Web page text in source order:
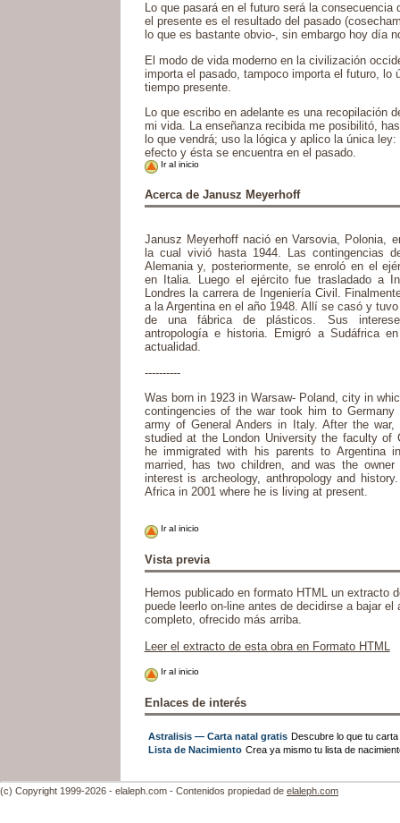
Lo que pasará en el futuro será la consecuencia
el presente es el resultado del pasado
lo que es bastante obvio-, sin embargo hoy día
El modo de vida moderno en la civilización
importa el pasado, tampoco importa el futuro, lo
tiempo presente.
Lo que escribo en adelante es una recopilación
mi vida. La enseñanza recibida me posibilitó,
lo que vendrá; uso la lógica y aplico la única
efecto y ésta se encuentra en el pasado.
Ir al inicio
Acerca de Janusz Meyerhoff
Janusz Meyerhoff nació en Varsovia, Polonia,
la cual vivió hasta 1944. Las contingencias
Alemania y, posteriormente, se enroló en el
en Italia. Luego el ejército fue trasladado a
Londres la carrera de Ingeniería Civil.
a la Argentina en el año 1948. Allí se casó y
de una fábrica de plásticos. Sus
antropología e historia. Emigró a Sudáfrica
actualidad.
----------
Was born in 1923 in Warsaw- Poland, city in
contingencies of the war took him to
army of General Anders in Italy. After the
studied at the London University the faculty of
he immigrated with his parents to Argentina
married, has two children, and was the
interest is archeology, anthropology and
Africa in 2001 where he is living at present.
Ir al inicio
Vista previa
Hemos publicado en formato HTML un extracto
puede leerlo on-line antes de decidirse a bajar el
completo, ofrecido más arriba.
Leer el extracto de esta obra en Formato HTML
Ir al inicio
Enlaces de interés
Astralisis — Carta natal gratis Descubre lo que tu
Lista de Nacimiento Crea ya mismo tu lista de
(c) Copyright 1999-2026 - elaleph.com - Contenidos propiedad de elaleph.com